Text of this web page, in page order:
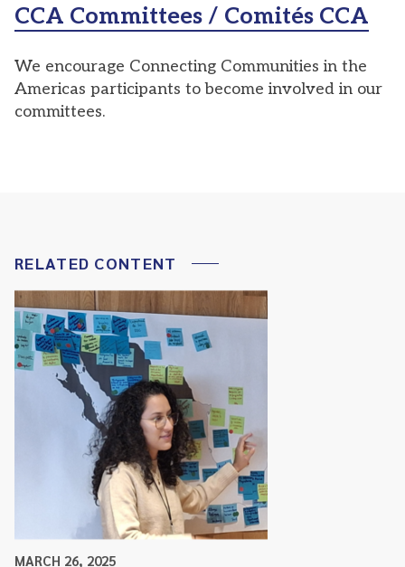
CCA Committees / Comités CCA
We encourage Connecting Communities in the
Americas participants to become involved in our
committees.
RELATED CONTENT
MARCH 26, 2025